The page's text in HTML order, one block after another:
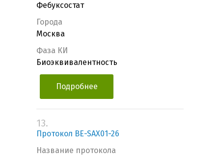
Фебуксостат
Города
Москва
Фаза КИ
Биоэквивалентность
Подробнее
13.
Протокол BE-SAX01-26
Название протокола